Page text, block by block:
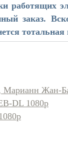
работящих
заказ.
тотальная
Марианн Жан-
DL 1080p